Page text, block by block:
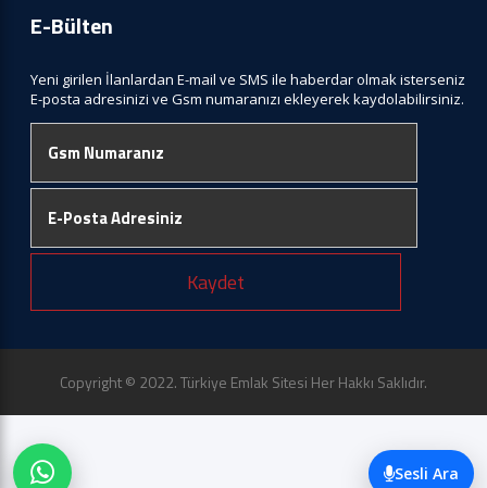
E-Bülten
Yeni girilen İlanlardan E-mail ve SMS ile haberdar olmak isterseniz
E-posta adresinizi ve Gsm numaranızı ekleyerek kaydolabilirsiniz.
Kaydet
Copyright © 2022. Türkiye Emlak Sitesi Her Hakkı Saklıdır.
Sesli Ara